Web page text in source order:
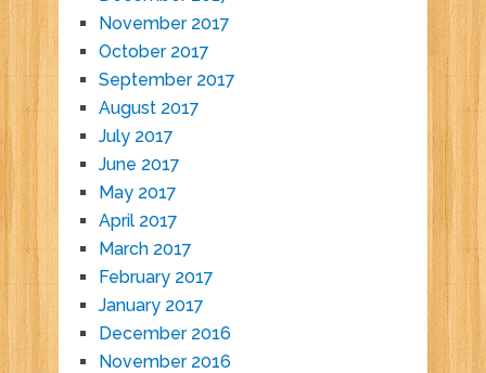
November 2017
October 2017
September 2017
August 2017
July 2017
June 2017
May 2017
April 2017
March 2017
February 2017
January 2017
December 2016
November 2016